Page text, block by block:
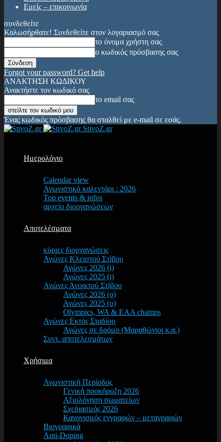
Εμείς – επικοινωνία
συνδεθείτε
Καλωσήρθατε! Συνδεθείτε στον λογαριασμό σας
το όνομα χρήστη σας
ο κωδικός πρόσβασης σας
Forgot your password? Get help
ΑΝΑΚΤΗΣΗ ΚΩΔΙΚΟΥ
Ανακτήστε τον κωδικό σας
το email σας
Ένας κωδικός πρόσβασης θα σταλθεί με e-mail σε εσάς.
StivoZ.gr
Ημερολόγιο
Calendar view
Αγωνιστικό καλεντάρι : 2026
Top events & infos
αρχείο διοργανώσεων
Αποτελέσματα
κύριες διοργανώσεις
Αγώνες Κλειστού Στίβου
Αγώνες 2026 (i)
Αγώνες 2025 (i)
Αγώνες Ανοικτού Στίβου
Αγώνες 2026 (o)
Αγώνες 2025 (o)
Olympics, WA & EAA champs
Αγώνες Εκτός Σταδίου
Αγώνες σε δρόμο (Μαραθώνιοι κ.α.)
Συντ. αποτελεσμάτων
Χρήσιμα
Αγωνιστική Περίοδος
Γενική προκήρυξη 2026
Αξιολόγηση σωματείων
Σχεδιασμός 2026
Κανονισμός εγγραφών – μεταγραφών
Βιογραφικά
Anti-Doping